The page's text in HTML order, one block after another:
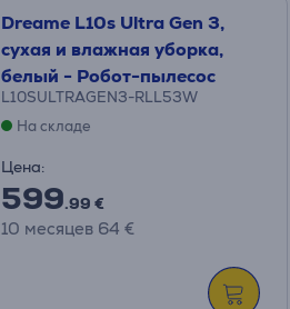
Dreame L10s Ultra Gen 3,
сухая и влажная уборка,
белый - Робот-пылесос
L10SULTRAGEN3-RLL53W
На складе
Цена:
599.99 €
10 месяцев 64 €